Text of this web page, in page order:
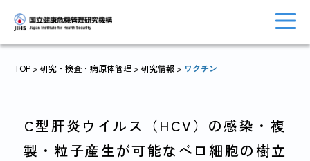
TOP > 研究・検査・病原体管理 > 研究情報 > ワクチン
C型肝炎ウイルス（HCV）の感染・複
製・粒子産生が可能なベロ細胞の樹立